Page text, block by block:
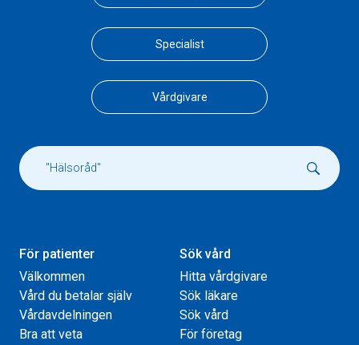
Specialist
Vårdgivare
För patienter
Välkommen
Vård du betalar själv
Vårdavdelningen
Bra att veta
Sök vård
Hitta vårdgivare
Sök läkare
Sök vård
För företag